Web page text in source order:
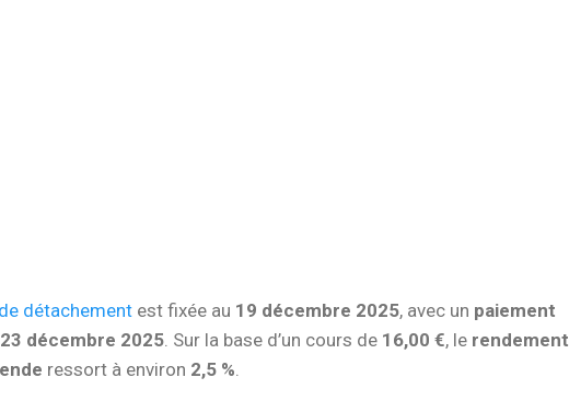
détachement est fixée au 19 décembre 2025, avec un paiement
23 décembre 2025 . Sur la base d’un cours de 16,00 €, le rendement
ressort à environ 2,5 %